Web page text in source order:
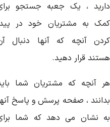
، یک جعبه جستجو برای
به مشتریان خود در پیدا
آنچه که آنها دنبال آن
قرار دهید.
آنچه که مشتریان شما باید
، صفحه پرسش و پاسخ آنها
نشان می دهد که شما برای